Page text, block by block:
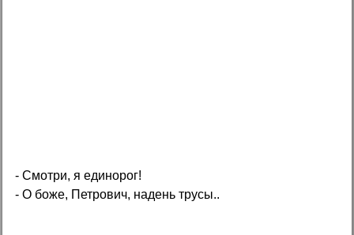
- Смотри, я единорог!
- О боже, Петрович, надень трусы..